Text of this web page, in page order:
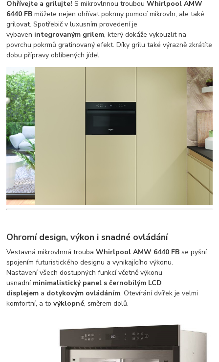
Ohřívejte a grilujte! S mikrovlnnou troubouWhirlpool AMW
6440 FB můžete nejen ohřívat pokrmy pomocí mikrovln, ale také
grilovat. Spotřebič v luxusním provedení je
vybaven integrovaným grilem, který dokáže vykouzlit na
povrchu pokrmů gratinovaný efekt. Díky grilu také výrazně zkrátíte
dobu přípravy oblíbených jídel.
Ohromí design, výkon i snadné ovládání
Vestavná mikrovlnná troubaWhirlpool AMW 6440 FB se pyšní
spojením futuristického designu a vynikajícího výkonu.
Nastavení všech dostupných funkcí včetně výkonu
usnadní minimalistický panel s černobílým LCD
displejem a dotykovým ovládáním. Otevírání dvířek je velmi
komfortní, a tovýklopné, směrem dolů.